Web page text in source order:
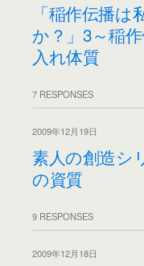
「稲作伝播
か？」3～稲
入れ体質
7 RESPONSES
2009年12月19日
素人の創造シ
の資質
9 RESPONSES
2009年12月18日